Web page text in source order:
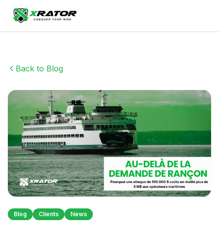
Back to Blog
Blog Clients News